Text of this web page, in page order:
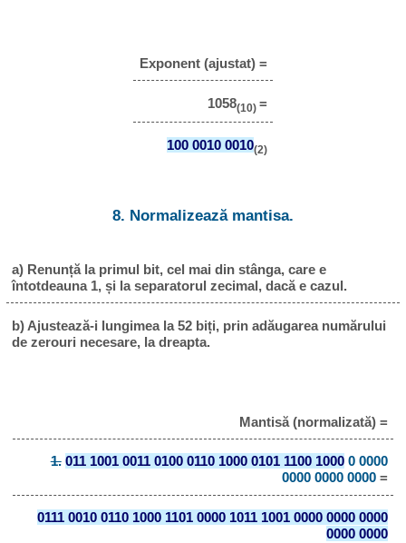
Exponent (ajustat) =
1058(10) =
100 0010 0010(2)
8. Normalizează mantisa.
a) Renunță la primul bit, cel mai din stânga, care e
întotdeauna 1, și la separatorul zecimal, dacă e cazul.
b) Ajustează-i lungimea la 52 biți, prin adăugarea numărului
de zerouri necesare, la dreapta.
Mantisă (normalizată) =
1. 011 1001 0011 0100 0110 1000 0101 1100 1000 0 0000
0000 0000 0000=
0111 0010 0110 1000 1101 0000 1011 1001 0000 0000 0000
0000 0000